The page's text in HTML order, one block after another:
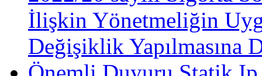
İlişkin Yönetmeliğin
Değişiklik Yapılmasına